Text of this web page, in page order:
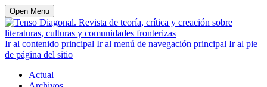
Open Menu
Ir al contenido principal Ir al menú de navegación principal Ir al pie
de página del sitio
Actual